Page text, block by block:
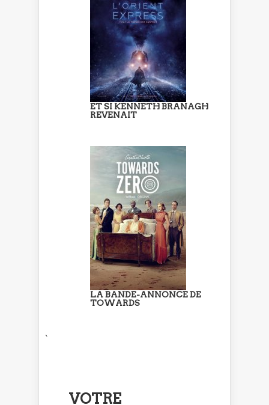
ET SI KENNETH BRANAGH
REVENAIT
LA BANDE-ANNONCE DE
TOWARDS
`
VOTRE